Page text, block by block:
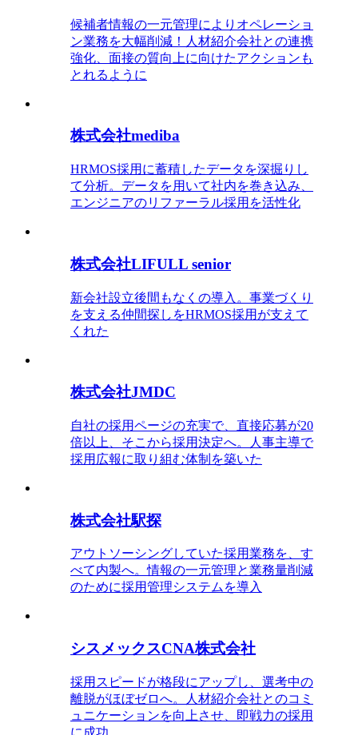
候補者情報の一元管理によりオペレーショ
ン業務を大幅削減！人材紹介会社との連携
強化、面接の質向上に向けたアクションも
とれるように
株式会社mediba
HRMOS採用に蓄積したデータを深掘りし
て分析。データを用いて社内を巻き込み、
エンジニアのリファーラル採用を活性化
株式会社LIFULL senior
新会社設立後間もなくの導入。事業づくり
を支える仲間探しをHRMOS採用が支えて
くれた
株式会社JMDC
自社の採用ページの充実で、直接応募が20
倍以上、そこから採用決定へ。人事主導で
採用広報に取り組む体制を築いた
株式会社駅探
アウトソーシングしていた採用業務を、す
べて内製へ。情報の一元管理と業務量削減
のために採用管理システムを導入
シスメックスCNA株式会社
採用スピードが格段にアップし、選考中の
離脱がほぼゼロへ。人材紹介会社とのコミ
ュニケーションを向上させ、即戦力の採用
に成功